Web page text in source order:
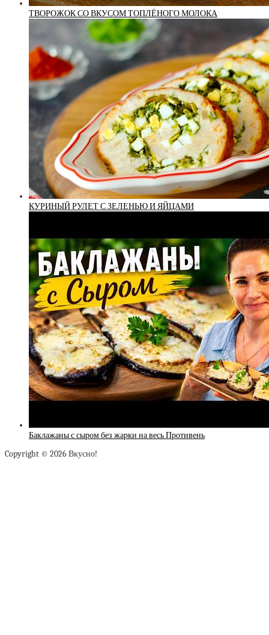
ТВОРОЖОК СО ВКУСОМ ТОПЛЁНОГО МОЛОКА
КУРИНЫЙ РУЛЕТ С ЗЕЛЕНЬЮ И ЯЙЦАМИ
Баклажаны с сыром без жарки на весь Противень
Copyright © 2026 Вкусно!